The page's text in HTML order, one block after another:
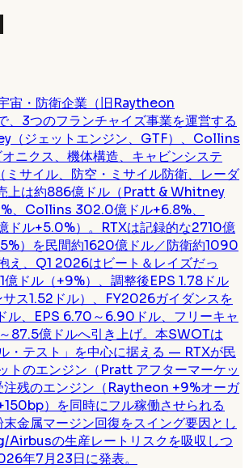
宙・防衛企業（旧Raytheon
3つのフランチャイズ事業を運営する
ジェットエンジン、GTF）、Collins
ニクス、機体構造、キャビンシステ
サイル、防空・ミサイル防衛、レーダ
上は約886億ドル（Pratt & Whitney
、Collins 302.0億ドル+6.8%、
ル+5.0%）。RTXは記録的な2710億
）を民間約1620億ドル／防衛約1090
え、Q1 2026はビート＆レイズだっ
億ドル（+9%）、調整後EPS 1.78ドル
サス1.52ドル）、FY2026ガイダンスを
ル、EPS 6.70～6.90ドル、フリーキャ
87.5億ドルへ引き上げ。本SWOTは
・テスト」を中心に据える — RTXが民
トのエンジン（Pratt アフターマーケッ
注残のエンジン（Raytheon +9%オーガ
）を同時にフル稼働させられる
金属マージン回復をスイング要因とし
Airbusの生産レートリスクを吸収しつ
年7月23日に発表。